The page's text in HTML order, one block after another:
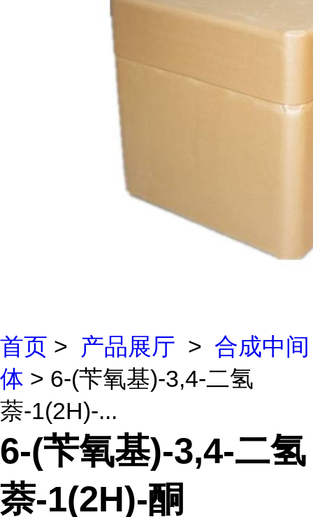
首页 > 产品展厅 > 合成中间
体 > 6-(苄氧基)-3,4-二氢
萘-1(2H)-...
6-(苄氧基)-3,4-二氢
萘-1(2H)-酮